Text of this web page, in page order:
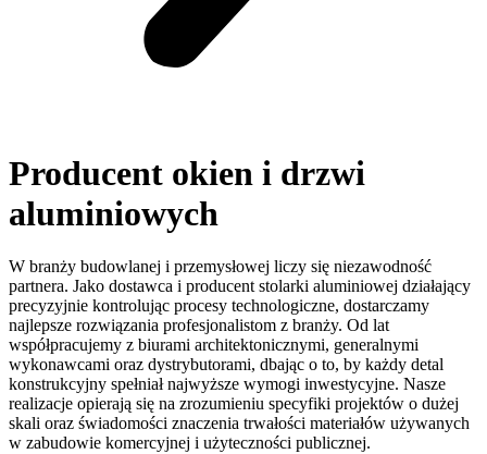
Producent okien i drzwi
aluminiowych
W branży budowlanej i przemysłowej liczy się niezawodność
partnera. Jako dostawca i producent stolarki aluminiowej działający
precyzyjnie kontrolując procesy technologiczne, dostarczamy
najlepsze rozwiązania profesjonalistom z branży. Od lat
współpracujemy z biurami architektonicznymi, generalnymi
wykonawcami oraz dystrybutorami, dbając o to, by każdy detal
konstrukcyjny spełniał najwyższe wymogi inwestycyjne. Nasze
realizacje opierają się na zrozumieniu specyfiki projektów o dużej
skali oraz świadomości znaczenia trwałości materiałów używanych
w zabudowie komercyjnej i użyteczności publicznej.